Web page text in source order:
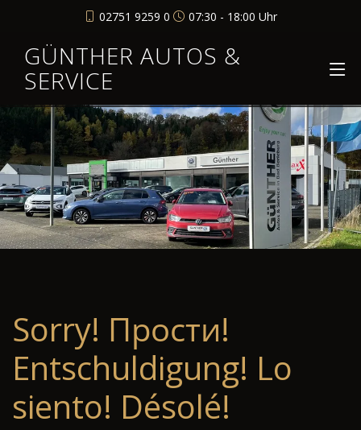
02751 9259 0 07:30 - 18:00 Uhr
GÜNTHER AUTOS &
SERVICE
Sorry! Прости!
Entschuldigung! Lo
siento! Désolé!